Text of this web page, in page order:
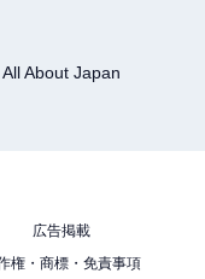
り、閉館時刻であ
要があります。）
All About Japan
広告掲載
権・商標・免責事項